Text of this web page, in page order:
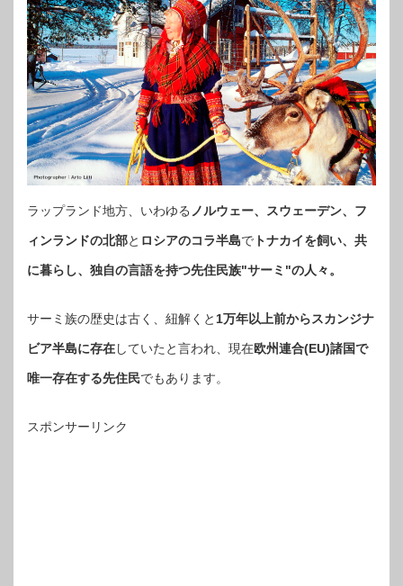
ラップランド地方、いわゆる ノルウェー、スウェーデン、フ
ィンランドの北部と ロシアのコラ半島で トナカイを飼い、共
に暮らし、独自の言語を持つ先住民族"サーミ"の人々。
サーミ族の歴史は古く、紐解くと 1万年以上前からスカンジナ
ビア半島に存在していたと言われ、現在欧州連合(EU)諸国で
唯一存在する先住民でもあります。
スポンサーリンク